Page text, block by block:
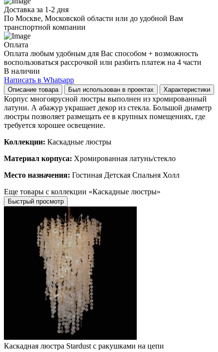
Доставка за 1-2 дня
По Москве, Московской области или до удобной Вам
транспортной компании
Оплата
Оплата любым удобным для Вас способом + возможность
воспользоваться рассрочкой или разбить платеж на 4 части
В наличии
Написать в Whatsapp
Описание товара Был использован в проектах Характеристики
Корпус многоярусной люстры выполнен из хромированный
латуни. А абажур украшает декор из стекла. Большой диаметр
люстры позволяет размещать ее в крупных помещениях, где
требуется хорошее освещение.
Коллекции: Каскадные люстры
Материал корпуса: Хромированная латунь/стекло
Место назначения: Гостиная Детская Спальня Холл
Еще товары с коллекции «Каскадные люстры»
Быстрый просмотр
Каскадная люстра Stardust с ракушками на цепи